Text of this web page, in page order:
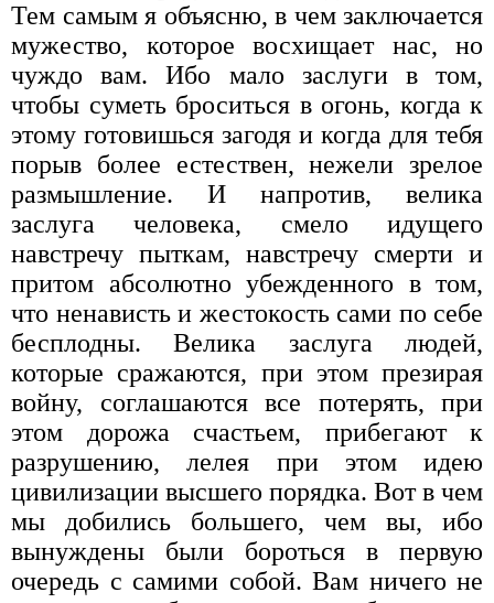
Тем самым я объясню, в чем заключается
мужество, которое восхищает нас, но
чуждо вам. Ибо мало заслуги в том,
чтобы суметь броситься в огонь, когда к
этому готовишься загодя и когда для тебя
порыв более естествен, нежели зрелое
размышле­ние. И напротив, велика
заслуга человека, смело идущего
навстре­чу пыткам, навстречу смерти и
притом абсолютно убежденного в том,
что ненависть и жестокость сами по себе
бесплодны. Велика заслуга людей,
которые сражаются, при этом презирая
войну, соглашаются все потерять, при
этом дорожа счастьем, при­бегают к
разрушению, лелея при этом идею
цивилизации высше­го порядка. Вот в чем
мы добились большего, чем вы, ибо
вынуждены были бороться в первую
очередь с самими собой. Вам ничего не